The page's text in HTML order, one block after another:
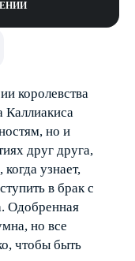
королевства
Каллиакиса
но и
друг друга,
узнает,
в брак с
Одобренная
но все
чтобы быть